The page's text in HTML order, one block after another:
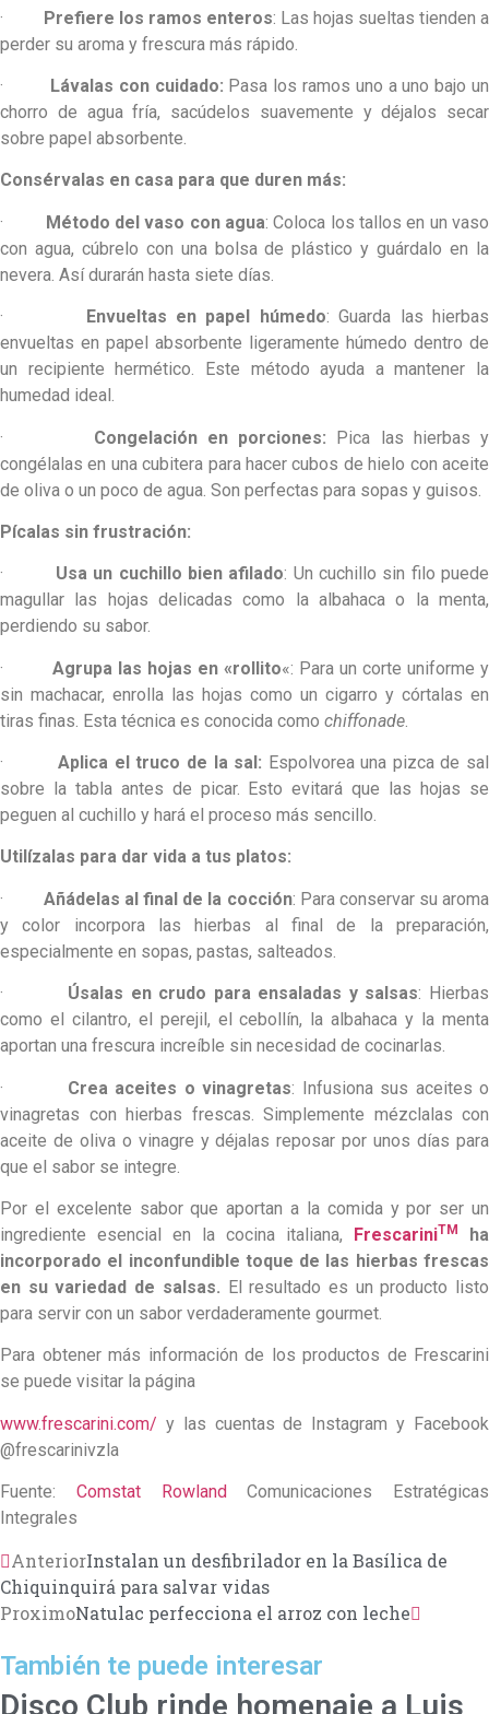
· Prefiere los ramos enteros: Las hojas sueltas tienden a
perder su aroma y frescura más rápido.
· Lávalas con cuidado: Pasa los ramos uno a uno bajo un
chorro de agua fría, sacúdelos suavemente y déjalos secar
sobre papel absorbente.
Consérvalas en casa para que duren más:
· Método del vaso con agua: Coloca los tallos en un vaso
con agua, cúbrelo con una bolsa de plástico y guárdalo en la
nevera. Así durarán hasta siete días.
· Envueltas en papel húmedo: Guarda las hierbas
envueltas en papel absorbente ligeramente húmedo dentro de
un recipiente hermético. Este método ayuda a mantener la
humedad ideal.
· Congelación en porciones: Pica las hierbas y
congélalas en una cubitera para hacer cubos de hielo con aceite
de oliva o un poco de agua. Son perfectas para sopas y guisos.
Pícalas sin frustración:
· Usa un cuchillo bien afilado: Un cuchillo sin filo puede
magullar las hojas delicadas como la albahaca o la menta,
perdiendo su sabor.
· Agrupa las hojas en «rollito«: Para un corte uniforme y
sin machacar, enrolla las hojas como un cigarro y córtalas en
tiras finas. Esta técnica es conocida como chiffonade
·Aplica el truco de la sal: Espolvorea una pizca de sal
sobre la tabla antes de picar. Esto evitará que las hojas se
peguen al cuchillo y hará el proceso más sencillo.
Utilízalas para dar vida a tus platos:
· Añádelas al final de la cocción: Para conservar su aroma
y color incorpora las hierbas al final de la preparación,
especialmente en sopas, pastas, salteados.
· Úsalas en crudo para ensaladas y salsas: Hierbas
como el cilantro, el perejil, el cebollín, la albahaca y la menta
aportan una frescura increíble sin necesidad de cocinarlas.
· Crea aceites o vinagretas: Infusiona sus aceites o
vinagretas con hierbas frescas. Simplemente mézclalas con
aceite de oliva o vinagre y déjalas reposar por unos días para
que el sabor se integre.
Por el excelente sabor que aportan a la comida y por ser un
ingrediente esencial en la cocina italiana, FrescariniTM
ha
incorporado el inconfundible toque de las hierbas frescas
en su variedad de salsas. El resultado es un producto listo
para servir con un sabor verdaderamente gourmet.
Para obtener más información de los productos de Frescarini
se puede visitar la página
www.frescarini.com/ y las cuentas de Instagram y Facebook
@frescarinivzla
Fuente: Comstat Rowland Comunicaciones Estratégicas
Integrales
AnteriorInstalan un desfibrilador en la Basílica de
Chiquinquirá para salvar vidas
ProximoNatulac perfecciona el arroz con leche
También te puede interesar
Disco Club rinde homenaje a Luis